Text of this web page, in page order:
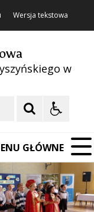
Wersja tekstowa
w
GŁÓWNE